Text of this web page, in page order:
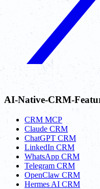
AI-Native-CRM-
CRM MCP
Claude CRM
ChatGPT CRM
LinkedIn CRM
WhatsApp CRM
Telegram CRM
OpenClaw CRM
Hermes AI CRM